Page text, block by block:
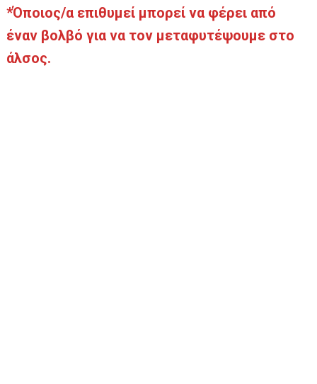
*Όποιος/α επιθυμεί μπορεί να φέρει από
έναν βολβό για να τον μεταφυτέψουμε στο
άλσος.